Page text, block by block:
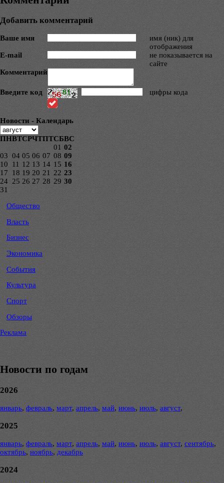
Добавить комментарий
Ваше имя
имя (ник) для
отображения
E-mail
не показывается на
сайте
Комментарий
Введите код цифры кода
Новости - Календарь
ПНВТСРЧТПТСБВС
01 02
03 04 05 06 07 08 09
10
11 12 13 14 15 16
17
18 19 20 21 22 23
24 25 26 27 28 29 30
31
Общество
Власть
Бизнес
Экономика
События
Культура
Спорт
Обзоры
Реклама
Новости по годам
2026
январь, февраль, март, апрель, май, июнь, июль, август,
2025
январь, февраль, март, апрель, май, июнь, июль, август, сентябрь,
октябрь, ноябрь, декабрь
2024